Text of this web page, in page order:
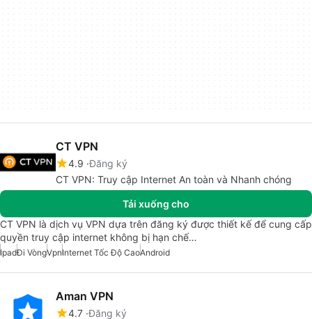
CT VPN
4.9 Đăng ký
CT VPN: Truy cập Internet An toàn và Nhanh chóng
Tải xuống cho
CT VPN là dịch vụ VPN dựa trên đăng ký được thiết kế để cung cấp
quyền truy cập internet không bị hạn chế…
IpadĐi VòngVpnInternet Tốc Độ CaoAndroid
Aman VPN
4.7 Đăng ký